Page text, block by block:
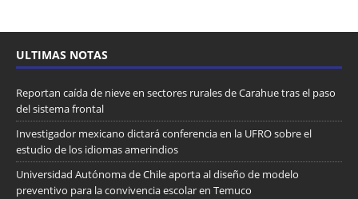
ULTIMAS NOTAS
Reportan caída de nieve en sectores rurales de Carahue tras el paso
del sistema frontal
Investigador mexicano dictará conferencia en la UFRO sobre el
estudio de los idiomas amerindios
Universidad Autónoma de Chile aporta al diseño de modelo
preventivo para la convivencia escolar en Temuco